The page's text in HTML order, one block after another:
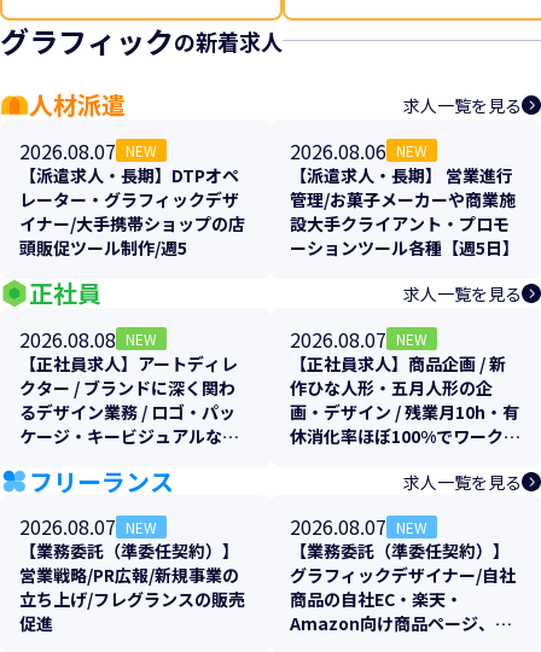
グラフィックの新着求人
人材派遣 求人一覧を見る
2026.08.07 NEW
【派遣求人・長期】DTPオペ
レーター・グラフィックデザ
イナー/大手携帯ショップの店
頭販促ツール制作/週5
2026.08.06 NEW
【派遣求人・長期】 営業進行
管理/お菓子メーカーや商業施
設大手クライアント・プロモ
ーションツール各種【週5日】
正社員 求人一覧を見る
2026.08.08 NEW
【正社員求人】アートディレ
クター / ブランドに深く関わ
るデザイン業務 / ロゴ・パッ
ケージ・キービジュアルなど
祝休み
2026.08.07 NEW
【正社員求人】商品企画 / 新
作ひな人形・五月人形の企
画・デザイン / 残業月10h・有
休消化率ほぼ100%でワークラ
フリーランス 求人一覧を見る
2026.08.07 NEW
【業務委託（準委任契約）】
営業戦略/PR広報/新規事業の
立ち上げ/フレグランスの販売
促進
2026.08.07 NEW
【業務委託（準委任契約）】
グラフィックデザイナー/自社
商品の自社EC・楽天・
Amazon向け商品ページ、各